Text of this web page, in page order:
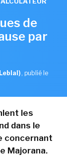
de
par
, publié le
les
dans le
concernant
Majorana.